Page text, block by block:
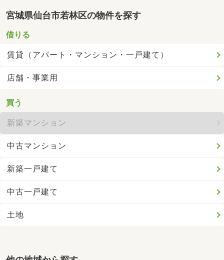
宮城県仙台市若林区の物件を探す
借りる
賃貸（アパート・マンション・一戸建て）
店舗・事業用
買う
新築マンション
中古マンション
新築一戸建て
中古一戸建て
土地